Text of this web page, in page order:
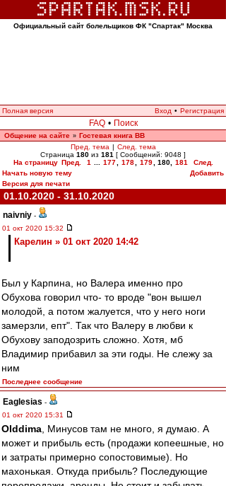
Официальный сайт болельщиков ФК "Спартак" Москва
Полная версия Вход • Регистрация
FAQ • Поиск
Общение на сайте » Гостевая книга ВВ
Пред. тема | След. тема
Страница 180 из 181 [ Сообщений: 9048 ]
На страницу Пред. 1 177 178 179 180, 181
След.
Начать новую тему
Добавить
Версия для печати
01.10.2020 - 31.10.2020
naivniy -
01 окт 2020 15:32
Карелин » 01 окт 2020 14:42
Был у Карпина, но Валера именно про
Обухова говорил что- то вроде "вон вышел
молодой, а потом жалуется, что у него ноги
замерзли, епт". Так что Валеру в любви к
Обухову заподозрить сложно. Хотя, мб
Владимир прибавил за эти годы. Не слежу за
ним
Последнее сообщение
Eaglesias -
01 окт 2020 15:31
Olddima , Минусов там не много, я думаю. А
может и прибыль есть (продажи копеешные, но
и затраты примерно сопостовимые). Но
махонькая. Откуда прибыль? Последующие